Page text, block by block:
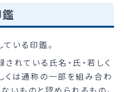
いる印鑑。
れている氏名・氏・若しく
くは通称の一部を組み合わ